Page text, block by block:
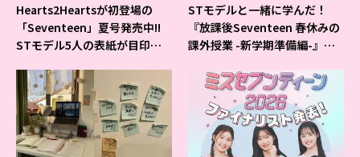
Hearts2Heartsが初登場の
「Seventeen」夏号発売中!!
STモデル5人の表紙が目印だ
STモデルと一緒に学んだ！
『放課後Seventeen 春休みの
課外授業 -新学期準備編-』イ